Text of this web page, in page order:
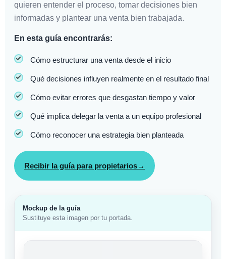
quieren entender el proceso, tomar decisiones bien
informadas y plantear una venta bien trabajada.
En esta guía encontrarás:
Cómo estructurar una venta desde el inicio
Qué decisiones influyen realmente en el resultado final
Cómo evitar errores que desgastan tiempo y valor
Qué implica delegar la venta a un equipo profesional
Cómo reconocer una estrategia bien planteada
Recibir la guía para propietarios→
Mockup de la guía
Sustituye esta imagen por tu portada.